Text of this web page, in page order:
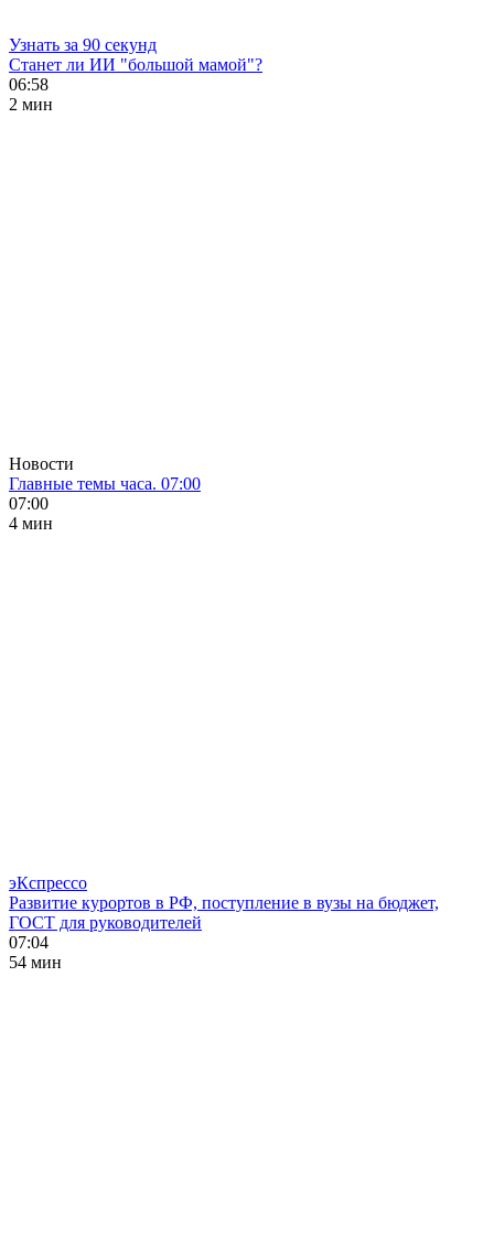
Узнать за 90 секунд
Станет ли ИИ "большой мамой"?
06:58
2 мин
Новости
Главные темы часа. 07:00
07:00
4 мин
эКспрессо
Развитие курортов в РФ, поступление в вузы на бюджет,
ГОСТ для руководителей
07:04
54 мин